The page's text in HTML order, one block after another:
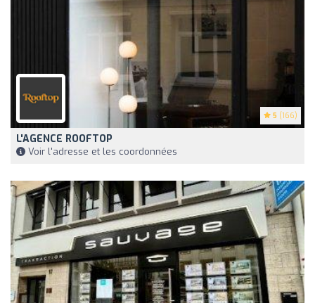
5 (166)
L'AGENCE ROOFTOP
Voir l'adresse et les coordonnées